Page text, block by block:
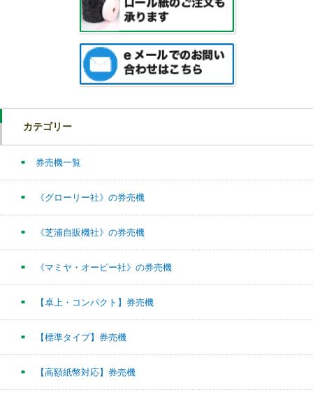
カテゴリー
券売機一覧
《グローリー社》の券売機
《芝浦自販機社》の券売機
《マミヤ・オーピー社》の券売機
【卓上・コンパクト】券売機
【標準タイプ】券売機
【高額紙幣対応】券売機